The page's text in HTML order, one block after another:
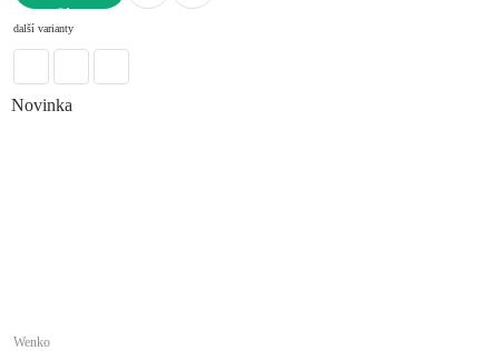
další varianty
Novinka
Wenko